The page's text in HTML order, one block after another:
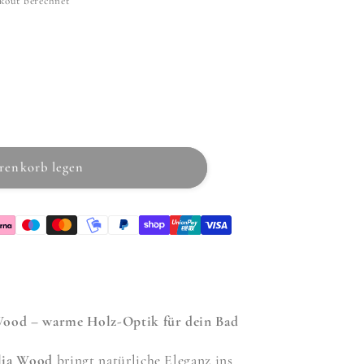
legen
– warme Holz-Optik für dein Bad
Wood bringt natürliche Eleganz ins